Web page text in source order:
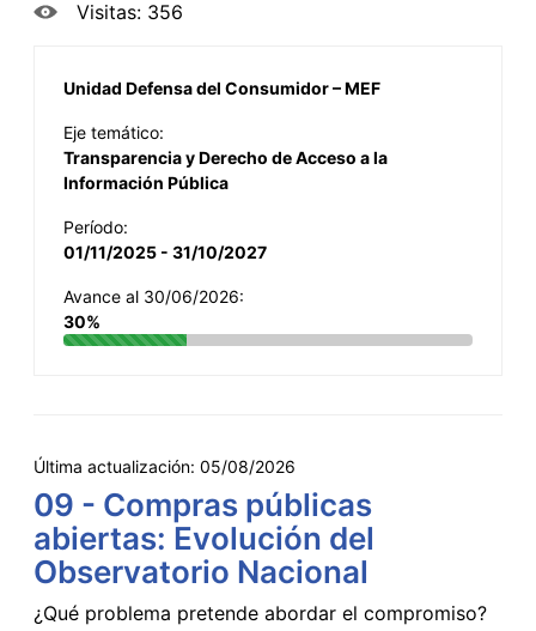
Visitas: 356
Unidad Defensa del Consumidor – MEF
Eje temático:
Transparencia y Derecho de Acceso a la
Información Pública
Período:
01/11/2025 - 31/10/2027
Avance al 30/06/2026:
30%
Última actualización: 05/08/2026
09 - Compras públicas
abiertas: Evolución del
Observatorio Nacional
¿Qué problema pretende abordar el compromiso?